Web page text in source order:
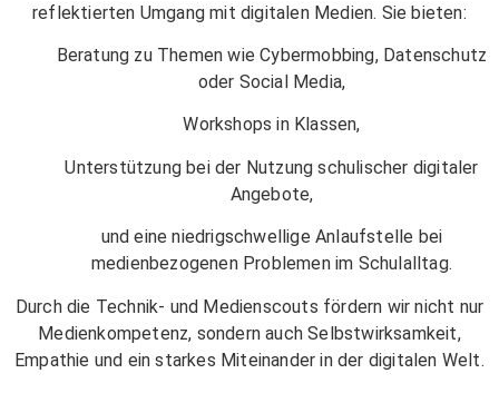
reflektierten Umgang mit digitalen Medien. Sie bieten:
Beratung zu Themen wie Cybermobbing, Datenschutz
oder Social Media,
Workshops in Klassen,
Unterstützung bei der Nutzung schulischer digitaler
Angebote,
und eine niedrigschwellige Anlaufstelle bei
medienbezogenen Problemen im Schulalltag.
Durch die Technik- und Medienscouts fördern wir nicht nur
Medienkompetenz, sondern auch Selbstwirksamkeit,
Empathie und ein starkes Miteinander in der digitalen Welt.